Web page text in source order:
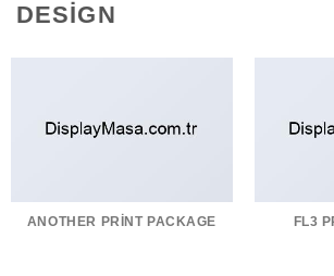
DESIGN
ANOTHER PRINT PACKAGE FL3